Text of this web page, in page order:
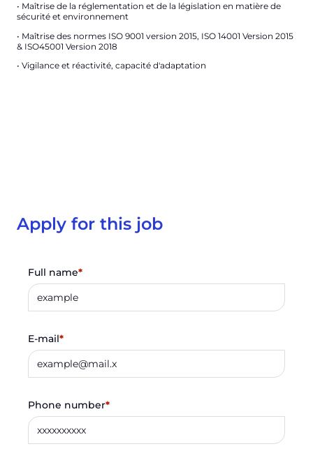
• Maîtrise de la réglementation et de la législation en matière de
sécurité et environnement
• Maîtrise des normes ISO 9001 version 2015, ISO 14001 Version 2015
& ISO45001 Version 2018
• Vigilance et réactivité, capacité d'adaptation
Apply for this job
Full name*
E-mail*
Phone number*